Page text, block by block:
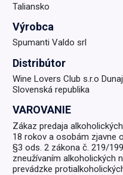
Taliansko
Výrobca
Spumanti Valdo srl
Distribútor
Wine Lovers Club s.r.o
Slovenská republika
VAROVANIE
Zákaz predaja
18 rokov a osobám zjavne
§3 ods. 2 zákona č. 219/
zneužívaním alkoholických
prevádzke